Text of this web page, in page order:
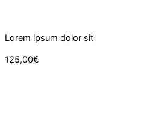
Lorem ipsum dolor sit
125,00€